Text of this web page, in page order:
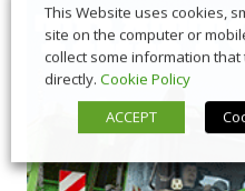
This Website uses cookies,
site on the computer or
collect some information
directly. Cookie Policy
ACCEPT